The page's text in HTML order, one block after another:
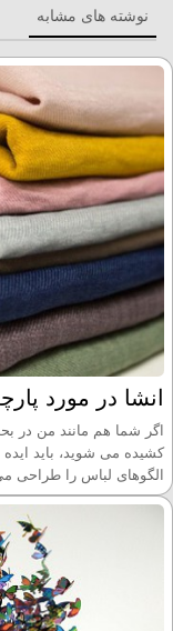
نوشته های مشابه
انشا در مورد
اگر شما هم مانند من در
کشیده می شوید، باید
الگوهای لباس را طراحی